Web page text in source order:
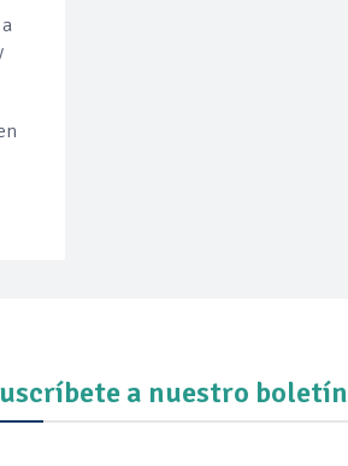
a nuestro boletín